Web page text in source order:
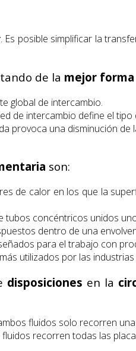
. Es posible simplificar la
de la mejor forma
global de intercambio.
de intercambio define el
provoca una disminución
son:
de calor en los que la
tubos concéntricos unidos
dentro de una
para el trabajo con
utilizados por las industrias
disposiciones en la
fluidos solo recorren
recorren todas las